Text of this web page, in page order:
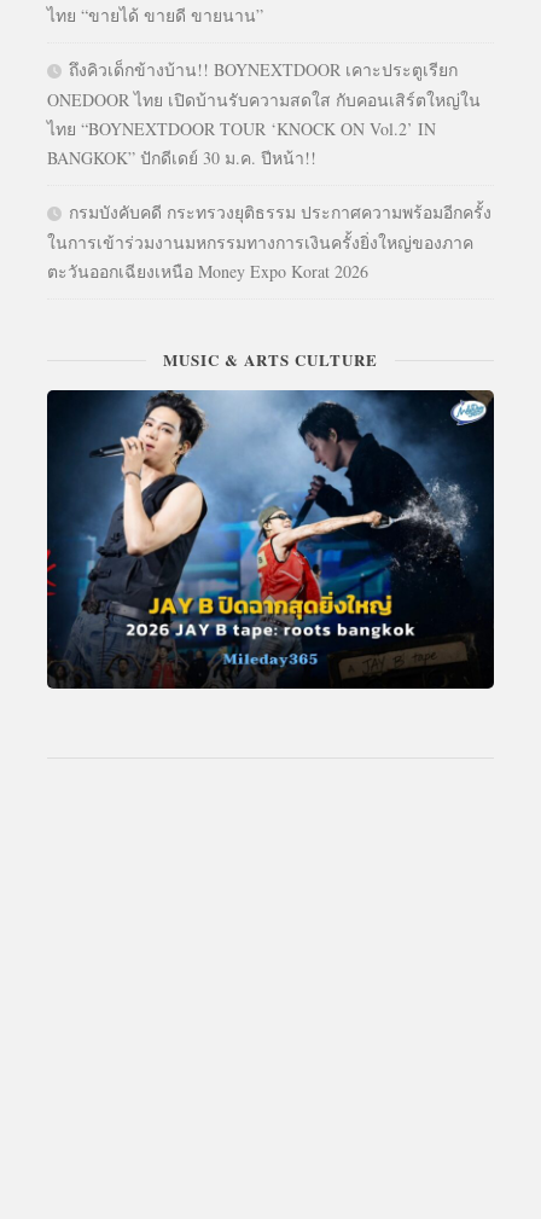
ไทย “ขายได้ ขายดี ขายนาน”
ถึงคิวเด็กข้างบ้าน!! BOYNEXTDOOR เคาะประตูเรียก
ONEDOOR ไทย เปิดบ้านรับความสดใส กับคอนเสิร์ตใหญ่ใน
ไทย “BOYNEXTDOOR TOUR ‘KNOCK ON Vol.2’ IN
BANGKOK” ปักดีเดย์ 30 ม.ค. ปีหน้า!!
กรมบังคับคดี กระทรวงยุติธรรม ประกาศความพร้อมอีกครั้ง
ในการเข้าร่วมงานมหกรรมทางการเงินครั้งยิ่งใหญ่ของภาค
ตะวันออกเฉียงเหนือ Money Expo Korat 2026
MUSIC & ARTS CULTURE